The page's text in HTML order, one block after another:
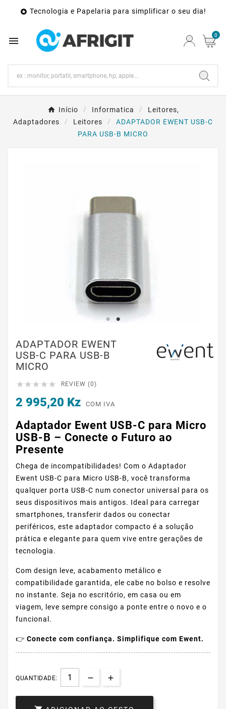
 Tecnologia e Papelaria para simplificar o seu dia!
 0
Início Informatica
Leitores,
Adaptadores
Leitores
ADAPTADOR EWENT USB-C
PARA USB-B MICRO
ADAPTADOR EWENT
USB-C PARA USB-B
MICRO
     REVIEW (0)
2 995,20 Kz COM IVA
Adaptador Ewent USB-C para Micro
USB-B – Conecte o Futuro ao
Presente
Chega de incompatibilidades! Com o Adaptador
Ewent USB-C para Micro USB-B, você transforma
qualquer porta USB-C num conector universal para os
seus dispositivos mais antigos. Ideal para carregar
smartphones, transferir dados ou conectar
periféricos, este adaptador compacto é a solução
prática e elegante para quem vive entre gerações de
tecnologia.
Com design leve, acabamento metálico e
compatibilidade garantida, ele cabe no bolso e resolve
no instante. Seja no escritório, em casa ou em
viagem, leve sempre consigo a ponte entre o novo e o
funcional.
👉 Conecte com confiança. Simplifique com Ewent.
QUANTIDADE: